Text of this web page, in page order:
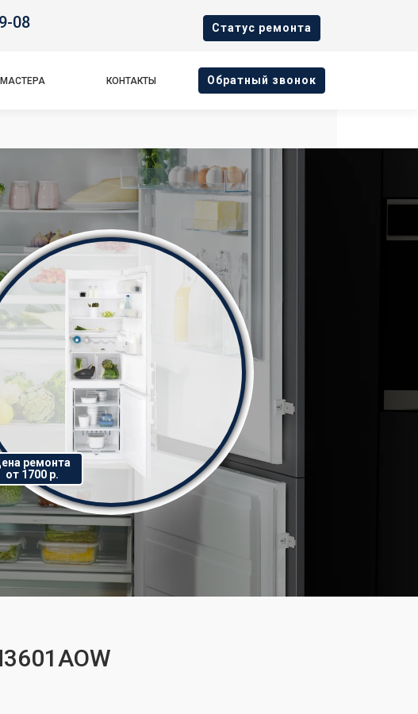
08 Cтатус ремонта
МАСТЕРА КОНТАКТЫ Oбратный звонок
ремонта
от 1700 р.